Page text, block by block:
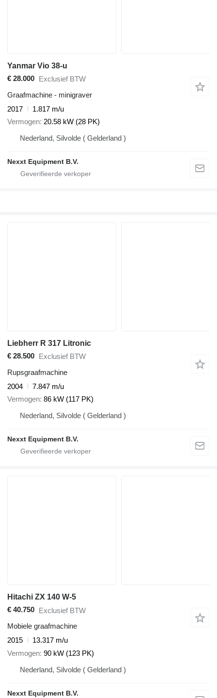
Yanmar Vio 38-u
€ 28.000 Exclusief BTW
Graafmachine - minigraver
2017
1.817 m/u
Vermogen 20.58 kW (28 PK)
Nederland, Silvolde ( Gelderland )
Nexxt Equipment B.V.
Liebherr R 317 Litronic
€ 28.500 Exclusief BTW
Rupsgraafmachine
2004
7.847 m/u
Vermogen 86 kW (117 PK)
Nederland, Silvolde ( Gelderland )
Nexxt Equipment B.V.
Hitachi ZX 140 W-5
€ 40.750 Exclusief BTW
Mobiele graafmachine
2015
13.317 m/u
Vermogen 90 kW (123 PK)
Nederland, Silvolde ( Gelderland )
Nexxt Equipment B.V.